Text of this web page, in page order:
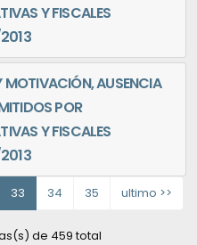
Y FISCALES
AUSENCIA
POR
Y FISCALES
33 34 35 ultimo >>
de 459 total